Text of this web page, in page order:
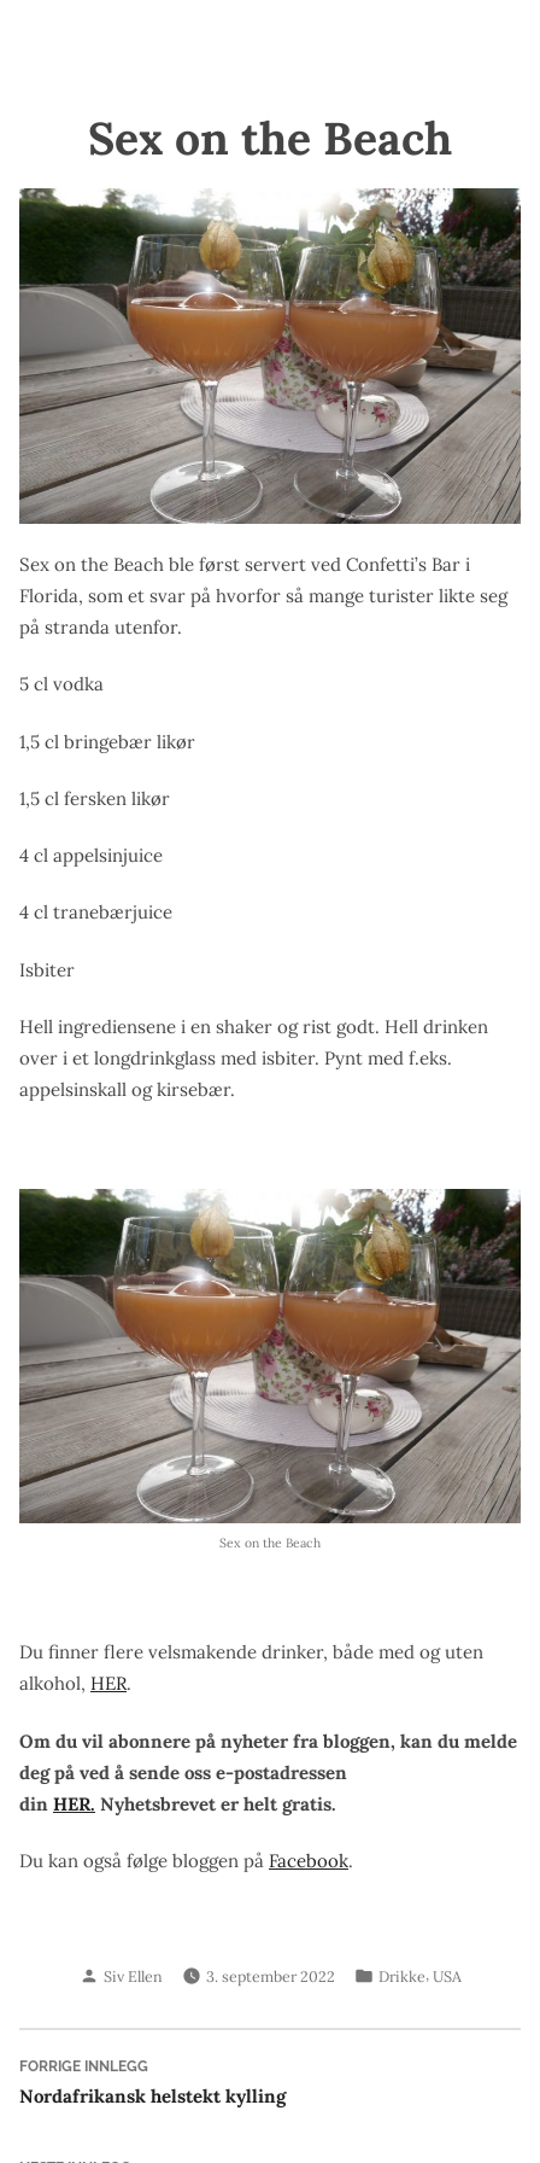
Sex on the Beach
Sex on the Beach ble først servert ved Confetti’s Bar i
Florida, som et svar på hvorfor så mange turister likte seg
på stranda utenfor.
5 cl vodka
1,5 cl bringebær likør
1,5 cl fersken likør
4 cl appelsinjuice
4 cl tranebærjuice
Isbiter
Hell ingrediensene i en shaker og rist godt. Hell drinken
over i et longdrinkglass med isbiter. Pynt med f.eks.
appelsinskall og kirsebær.
Sex on the Beach
Du finner flere velsmakende drinker, både med og uten
alkohol, HER.
Om du vil abonnere på nyheter fra bloggen, kan du melde
deg på ved å sende oss e-postadressen
din HER. Nyhetsbrevet er helt gratis.
Du kan også følge bloggen på Facebook.
Skrevet
Siv Ellen 3. september 2022
Publisert
Drikke, USA
Innleggsnavigasjon
FORRIGE INNLEGGForrige
innlegg:
Nordafrikansk helstekt kylling